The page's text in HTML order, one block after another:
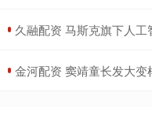
久融配资 马斯克旗下人
金河配资 窦靖童长发大变样，李亚鹏一